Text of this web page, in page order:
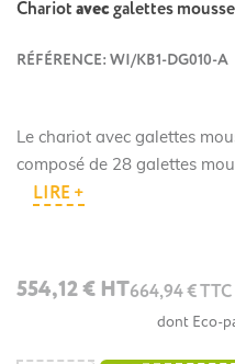
Chariot avecgalettes
RÉFÉRENCE: WI/KB1-DG010-A
Le chariot avec galettes
composé de 28 galettes
LIRE +
554,12 € HT664,94 € TTC
dont Eco-